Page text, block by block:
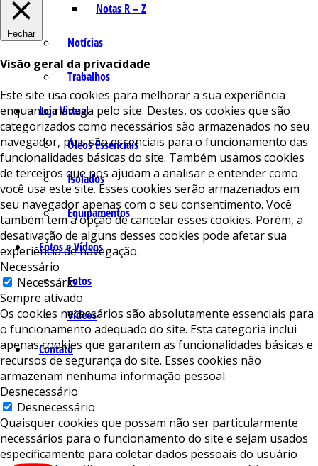
Notas R – Z
Notícias
Trabalhos
Loja Virtual
Óleos Essenciais
Isolados
Equipamentos
Fotos e Vídeos
Fotos
Vídeos
Contato
Fechar
Visão geral da privacidade
Este site usa cookies para melhorar a sua experiência
enquanto navega pelo site. Destes, os cookies que são
categorizados como necessários são armazenados no seu
navegador, pois são essenciais para o funcionamento das
funcionalidades básicas do site. Também usamos cookies
de terceiros que nos ajudam a analisar e entender como
você usa este site. Esses cookies serão armazenados em
seu navegador apenas com o seu consentimento. Você
também tem a opção de cancelar esses cookies. Porém, a
desativação de alguns desses cookies pode afetar sua
experiência de navegação.
Necessário
Necessário
Sempre ativado
Os cookies necessários são absolutamente essenciais para
o funcionamento adequado do site. Esta categoria inclui
apenas cookies que garantem as funcionalidades básicas e
recursos de segurança do site. Esses cookies não
armazenam nenhuma informação pessoal.
Desnecessário
Desnecessário
Quaisquer cookies que possam não ser particularmente
necessários para o funcionamento do site e sejam usados ​​
especificamente para coletar dados pessoais do usuário